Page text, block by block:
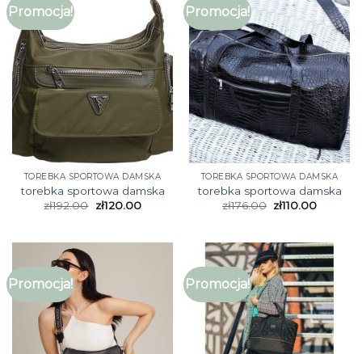
Promocja!
TOREBKA SPORTOWA DAMSKA
torebka sportowa damska
zł192.00 zł120.00
Promocja!
TOREBKA SPORTOWA DAMSKA
torebka sportowa damska
zł176.00 zł110.00
Promocja! Promocja!